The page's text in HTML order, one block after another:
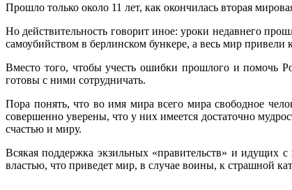
Прошло только около 11 лет, как окончилась вторая
Но действительность говорит иное: уроки недавнего
самоубийством в берлинском бункере, а весь мир
Вместо того, чтобы учесть ошибки прошлого и помочь
готовы с ними сотрудничать.
Пора понять, что во имя мира всего мира свободное
совершенно уверены, что у них имеется достаточно
счастью и миру.
Всякая поддержка экзильных «правительств» и идущих
властью, что приведет мир, в случае воины, к страшной